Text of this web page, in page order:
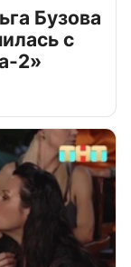
Бузова
с
2»